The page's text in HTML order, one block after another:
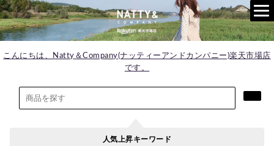
こんにちは、Natty＆Company(ナッティーアンドカンパニー)楽天市場店
です。
人気上昇キーワード